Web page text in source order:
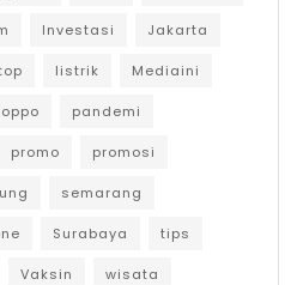
Investasi Jakarta
listrik Mediaini
oppo pandemi
promo promosi
semarang
Surabaya tips
Vaksin wisata